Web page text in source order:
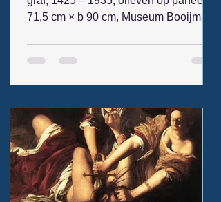
71,5 cm × b 90 cm, Museum Booijmans
kunstwerk als object kunt beschrijven.
Beschrijvend kunt op zoek gaan naar
kan zijn om het uit te zoeken. Wellicht
was dit schilderij ooit groter geweest
en kan de zoektocht naar waarom dit
schilderij werd ingekort het onderwerp
van uw onderzoek worden. En